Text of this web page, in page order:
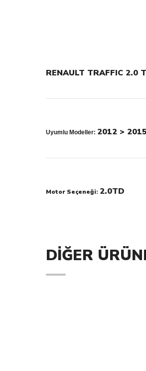
RENAULT TRAFFIC 2.0
Uyumlu Modeller: 2012 > 2015
Motor Seçeneği: 2.0TD
DIĞER